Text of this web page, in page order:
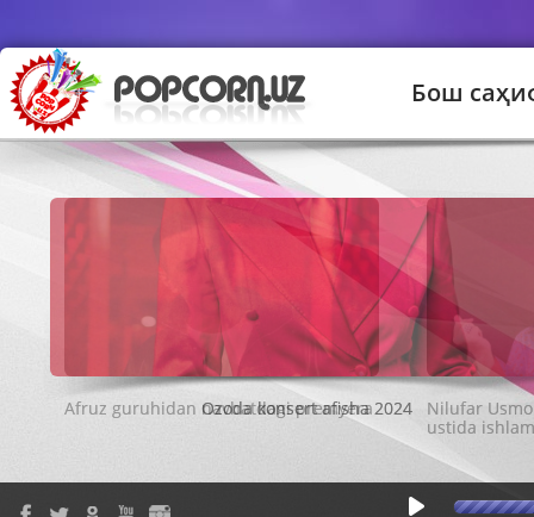
Бош
Ozoda konsert afisha 2024